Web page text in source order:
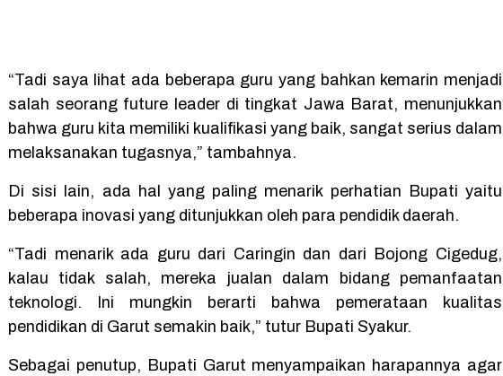
“Tadi saya lihat ada beberapa guru yang bahkan kemarin menjadi
salah seorang future leader di tingkat Jawa Barat, menunjukkan
bahwa guru kita memiliki kualifikasi yang baik, sangat serius dalam
melaksanakan tugasnya,” tambahnya.
Di sisi lain, ada hal yang paling menarik perhatian Bupati yaitu
beberapa inovasi yang ditunjukkan oleh para pendidik daerah.
“Tadi menarik ada guru dari Caringin dan dari Bojong Cigedug,
kalau tidak salah, mereka jualan dalam bidang pemanfaatan
teknologi. Ini mungkin berarti bahwa pemerataan kualitas
pendidikan di Garut semakin baik,” tutur Bupati Syakur.
Sebagai penutup, Bupati Garut menyampaikan harapannya agar